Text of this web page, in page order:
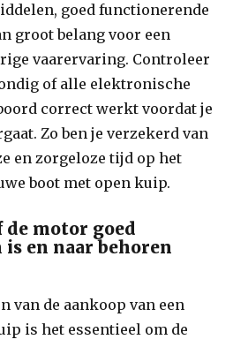
goed functionerende
groot belang voor een
vaarervaring. Controleer
of alle elektronische
correct werkt voordat je
Zo ben je verzekerd van
en zorgeloze tijd op het
boot met open kuip.
motor goed
en naar behoren
van de aankoop van een
is het essentieel om de